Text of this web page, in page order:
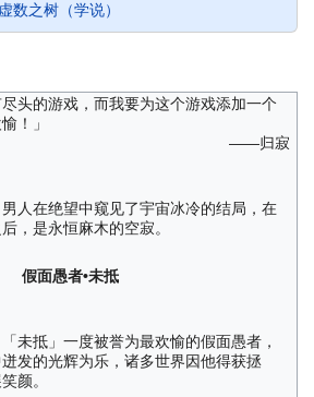
数之树（学说）
尽头的游戏，而我要为这个游戏添加一个
！」
——归寂
人在绝望中窥见了宇宙冰冷的结局，在
，是永恒麻木的空寂。
假面愚者•未抵
未抵」一度被誉为最欢愉的假面愚者，
发的光辉为乐，诸多世界因他得获拯
颜。